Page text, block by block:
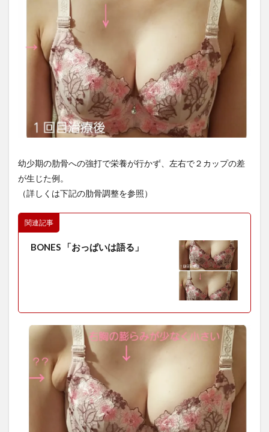
幼少期の肋骨への強打で栄養が行かず、左右で２カップの差
が生じた例。
（詳しくは下記の肋骨調整を参照）
関連記事
BONES 「おっぱいは語る」